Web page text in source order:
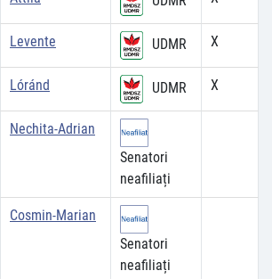
Levente UDMR X
Lóránd UDMR X
Nechita-Adrian
Senatori
neafiliați
Cosmin-Marian
Senatori
neafiliați